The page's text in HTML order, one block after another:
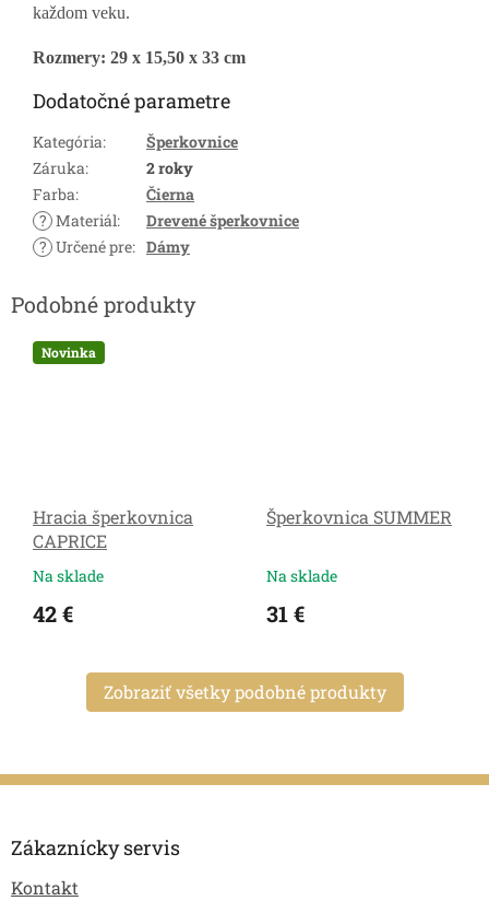
každom veku.
Rozmery: 29 x 15,50 x 33 cm
Dodatočné parametre
Kategória:
Šperkovnice
Záruka:
2 roky
Farba:
Čierna
? Materiál:
Drevené šperkovnice
? Určené pre: Dámy
Novinka
Hracia šperkovnica
CAPRICE
Na sklade
42 €
Šperkovnica SUMMER
Na sklade
31 €
Zobraziť všetky podobné produkty
Zákaznícky servis
Kontakt